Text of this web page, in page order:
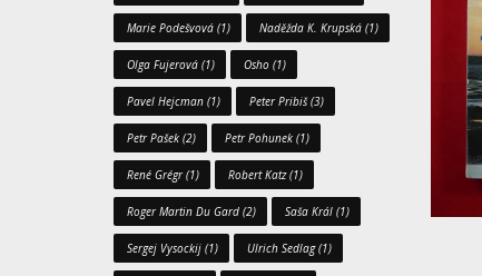
Marie Podešvová (1) Naděžda K. Krupská (1)
Olga Fujerová (1) Osho (1)
Pavel Hejcman (1) Peter Pribiš(3)
Petr Pašek (2) Petr Pohunek (1)
René Grégr(1) Robert Katz(1)
Roger Martin Du Gard (2) Saša Král (1)
Sergej Vysockij (1) Ulrich Sedlag(1)